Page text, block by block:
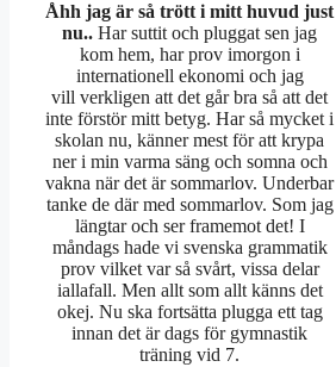
Åhh jag är så trött i mitt huvud just
nu..Har suttit och pluggat sen jag
kom hem, har prov imorgon i
internationell ekonomi och jag
vill verkligen att det går bra så att det
inte förstör mitt betyg. Har så mycket i
skolan nu, känner mest för att krypa
ner i min varma säng och somna och
vakna när det är sommarlov. Underbar
tanke de där med sommarlov. Som jag
längtar och ser framemot det! I
måndags hade vi svenska grammatik
prov vilket var så svårt, vissa delar
iallafall. Men allt som allt känns det
okej. Nu ska fortsätta plugga ett tag
innan det är dags för gymnastik
träning vid 7.